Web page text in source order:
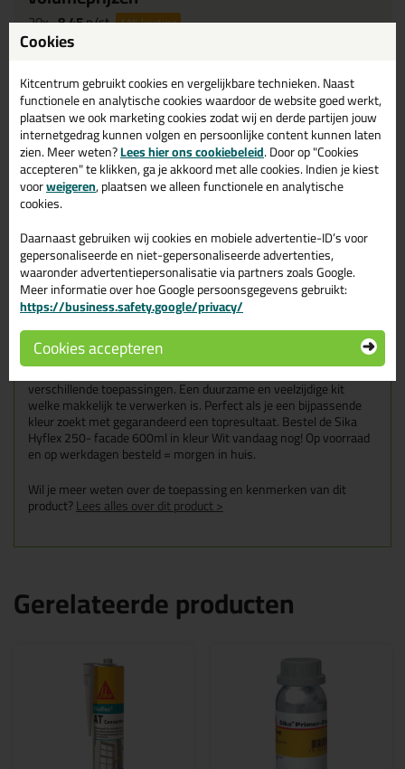
20x 8,45p/st 11%korting
100x8,25
Waarom dit product?
Met5 sterrenbeoordeeld
UVbestendig
Makkelijk verwerkbaar
Speciaal voor gevels
Omschrijving Video Specificaties Reviews (2)
Sika Hyflex 250- facade
600ml in Wit
Zoek je kit in een specifieke kleur? Gevonden! Deze gevelkit Sika
Hyflex 250- facade 600ml in de kleur Wit is te gebruiken voor
verschillende toepassingen. Een duurzame en veelzijdige kit
welke makkelijk te verwerken is. Perfect als je een bijpassende
kleur zoekt met gegarandeerd een topresultaat. Bestel de Sika
Hyflex 250- facade 600ml in kleur Wit vandaag nog! Op voorraad
en op werkdagen besteld = morgen in huis.
Wil je meer weten over de toepassing en kenmerken van dit
product?Lees alles over dit product >
Gerelateerde producten
Cookies
Kitcentrum gebruikt cookies en vergelijkbare technieken. Naast
functionele en analytische cookies waardoor de website goed werkt,
plaatsen we ook marketing cookies zodat wij en derde partijen jouw
internetgedrag kunnen volgen en persoonlijke content kunnen laten
zien. Meer weten?Lees hier ons cookiebeleid. Door op "Cookies
accepteren" te klikken, ga je akkoord met alle cookies. Indien je kiest
voorweigeren, plaatsen we alleen functionele en analytische
cookies.
Daarnaast gebruiken wij cookies en mobiele advertentie-ID’s voor
gepersonaliseerde en niet-gepersonaliseerde advertenties,
waaronder advertentiepersonalisatie via partners zoals Google.
Meer informatie over hoe Google persoonsgegevens gebruikt:
https://business.safety.google/privacy/
Cookies accepteren